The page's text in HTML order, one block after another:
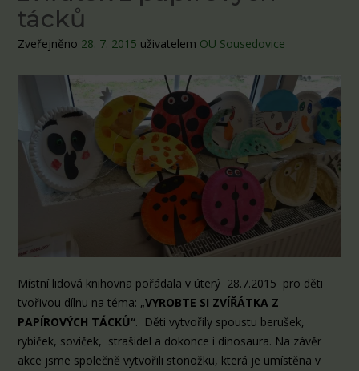
tácků
Zveřejněno 28. 7. 2015 uživatelem OU Sousedovice
Místní lidová knihovna pořádala v úterý 28.7.2015 pro děti
tvořivou dílnu na téma: „VYROBTE SI ZVÍŘÁTKA Z
PAPÍROVÝCH TÁCKŮ“. Děti vytvořily spoustu berušek,
rybiček, soviček, strašidel a dokonce i dinosaura. Na závěr
akce jsme společně vytvořili stonožku, která je umístěna v